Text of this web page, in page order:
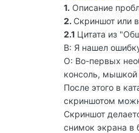
1. Описание
2. Скриншот или
2.1 Цитата из
В: Я нашел
О: Во-первых
консоль, мышкой
После этого в
скриншотом
Скриншот
снимок экрана в